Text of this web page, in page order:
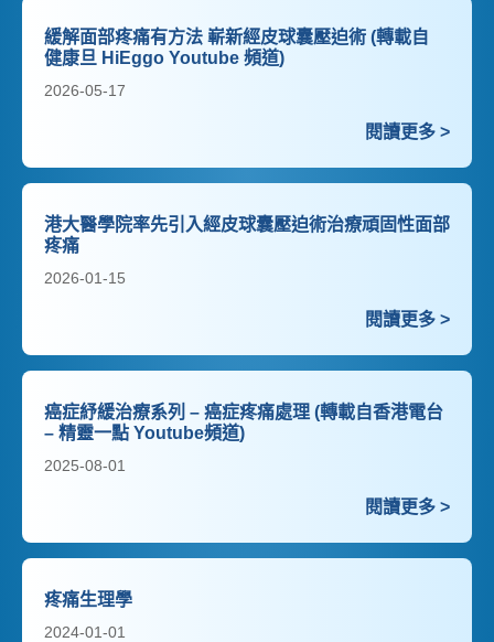
緩解面部疼痛有方法 嶄新經皮球囊壓迫術 (轉載自
健康旦 HiEggo Youtube 頻道)
2026-05-17
閱讀更多 >
港大醫學院率先引入經皮球囊壓迫術治療頑固性面部
疼痛
2026-01-15
閱讀更多 >
癌症紓緩治療系列 – 癌症疼痛處理 (轉載自香港電台
– 精靈一點 Youtube頻道)
2025-08-01
閱讀更多 >
疼痛生理學
2024-01-01